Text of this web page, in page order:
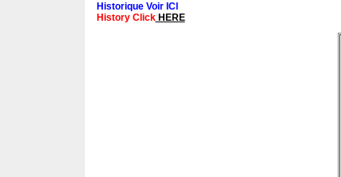
Historique Voir ICI
History ClickHERE